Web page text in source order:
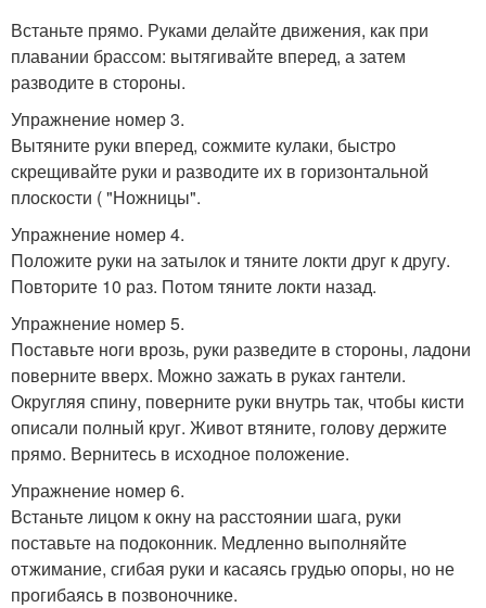
Встаньте прямо. Руками делайте движения, как при
плавании брассом: вытягивайте вперед, а затем
разводите в стороны.
Упражнение номер 3.
Вытяните руки вперед, сожмите кулаки, быстро
скрещивайте руки и разводите их в горизонтальной
плоскости ( "Ножницы".
Упражнение номер 4.
Положите руки на затылок и тяните локти друг к другу.
Повторите 10 раз. Потом тяните локти назад.
Упражнение номер 5.
Поставьте ноги врозь, руки разведите в стороны, ладони
поверните вверх. Можно зажать в руках гантели.
Округляя спину, поверните руки внутрь так, чтобы кисти
описали полный круг. Живот втяните, голову держите
прямо. Вернитесь в исходное положение.
Упражнение номер 6.
Встаньте лицом к окну на расстоянии шага, руки
поставьте на подоконник. Медленно выполняйте
отжимание, сгибая руки и касаясь грудью опоры, но не
прогибаясь в позвоночнике.